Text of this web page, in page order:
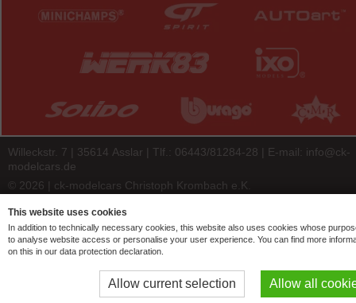
Willeckstr. 7 | 35614 Asslar | Tlf.: 06443/81284-28 | E-mail: info@ck-
modelcars.de
© 2026 | ck-modelcars Christoph Krombach e.K.
4.9/5.00of7438 ck-modelcars.de customer reviews | Trusted Shops
This website uses cookies
In addition to technically necessary cookies, this website also uses cookies whose
to analyse website access or personalise your user experience. You can find more
on this in our data protection declaration.
Allow current selection Allow all